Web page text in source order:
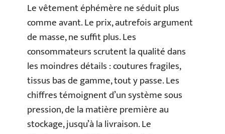
Le vêtement éphémère ne séduit plus
comme avant. Le prix, autrefois argument
de masse, ne suffit plus. Les
consommateurs scrutent la qualité dans
les moindres détails : coutures fragiles,
tissus bas de gamme, tout y passe. Les
chiffres témoignent d’un système sous
pression, de la matière première au
stockage, jusqu’à la livraison. Le